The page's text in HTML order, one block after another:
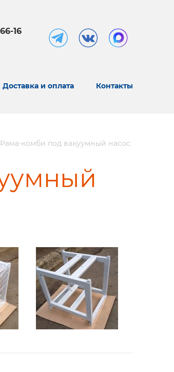
16
Доставка и оплата Контакты
Рама-комби под вакуумный насос